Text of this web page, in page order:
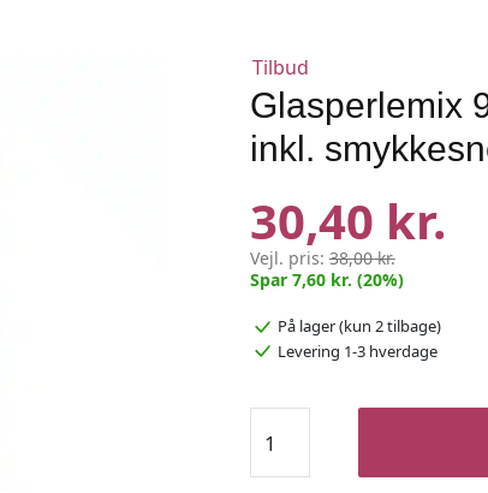
Tilbud
Glasperlemix
inkl.
30,40 kr.
Vejl. pris:38,00 kr.
Spar 7,60 kr. (20%)
På lager(kun 2 tilbage)
Levering 1-3 hverdage
90g
mat